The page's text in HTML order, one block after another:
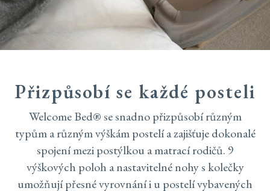
Přizpůsobí se každé posteli
Welcome Bed® se snadno přizpůsobí různým
typům a různým výškám postelí a zajišťuje dokonalé
spojení mezi postýlkou a matrací rodičů. 9
výškových poloh a nastavitelné nohy s kolečky
umožňují přesné vyrovnání i u postelí vybavených